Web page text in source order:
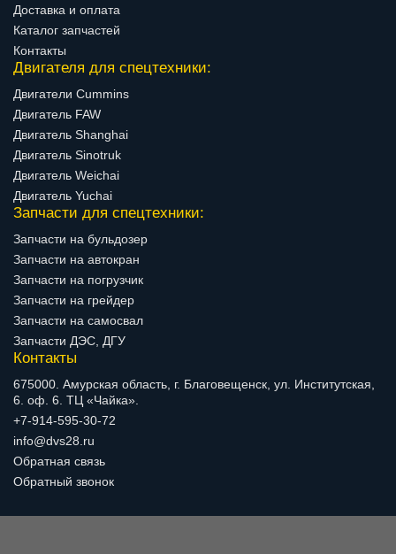
Доставка и оплата
Каталог запчастей
Контакты
Двигателя для спецтехники:
Двигатели Cummins
Двигатель FAW
Двигатель Shanghai
Двигатель Sinotruk
Двигатель Weichai
Двигатель Yuchai
Запчасти для спецтехники:
Запчасти на бульдозер
Запчасти на автокран
Запчасти на погрузчик
Запчасти на грейдер
Запчасти на самосвал
Запчасти ДЭС, ДГУ
Контакты
675000. Амурская область, г. Благовещенск, ул. Институтская,
6. оф. 6. ТЦ «Чайка».
+7-914-595-30-72
info@dvs28.ru
Обратная связь
Обратный звонок